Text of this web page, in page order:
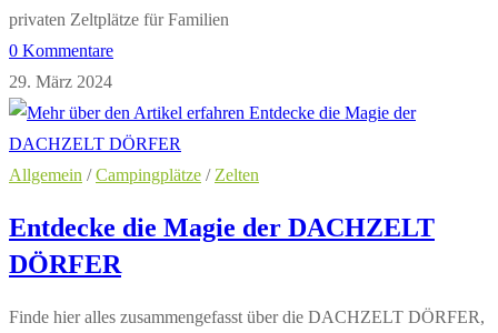
privaten Zeltplätze für Familien
0 Kommentare
29. März 2024
Allgemein /Campingplätze / Zelten
Entdecke die Magie der DACHZELT
DÖRFER
Finde hier alles zusammengefasst über die DACHZELT DÖRFER,